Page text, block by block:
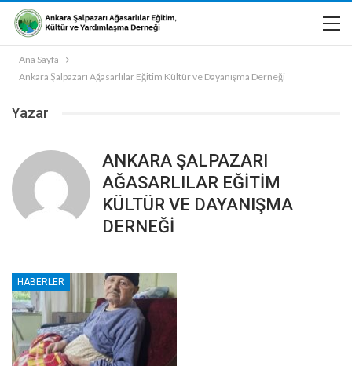
Ana Sayfa
Ankara Şalpazarı Ağasarlılar Eğitim Kültür ve Dayanışma Derneği
Yazar
ANKARA ŞALPAZARI
AĞASARLILAR EĞITIM
KÜLTÜR VE DAYANIŞMA
DERNEĞI
HABERLER